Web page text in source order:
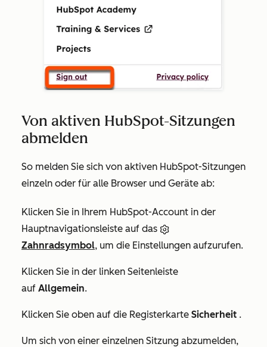
Von aktiven HubSpot-Sitzungen
abmelden
So melden Sie sich von aktiven HubSpot-Sitzungen
einzeln oder für alle Browser und Geräte ab:
Klicken Sie in Ihrem HubSpot-Account in der
Hauptnavigationsleiste auf das
Zahnradsymbol, um die Einstellungen aufzurufen.
Klicken Sie in der linken Seitenleiste
auf Allgemein.
Klicken Sie oben auf die Registerkarte Sicherheit .
Um sich von einer einzelnen Sitzung abzumelden,